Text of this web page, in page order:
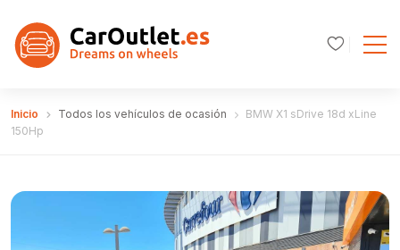
Inicio Todos los vehículos de ocasión
BMW X1 sDrive 18d xLine
150Hp